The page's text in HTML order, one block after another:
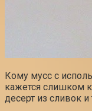
Кому мусс с
кажется слишком
десерт из сливок